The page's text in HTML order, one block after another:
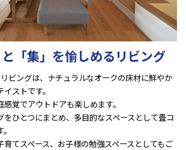
「集」を愉しめるリビング
ビングは、ナチュラルなオークの床材に鮮やか
ストです。
覚でアウトドアも楽しめます。
をひとつにまとめ、多目的なスペースとして畳コ
育てスペース、お子様の勉強スペースとしてもご